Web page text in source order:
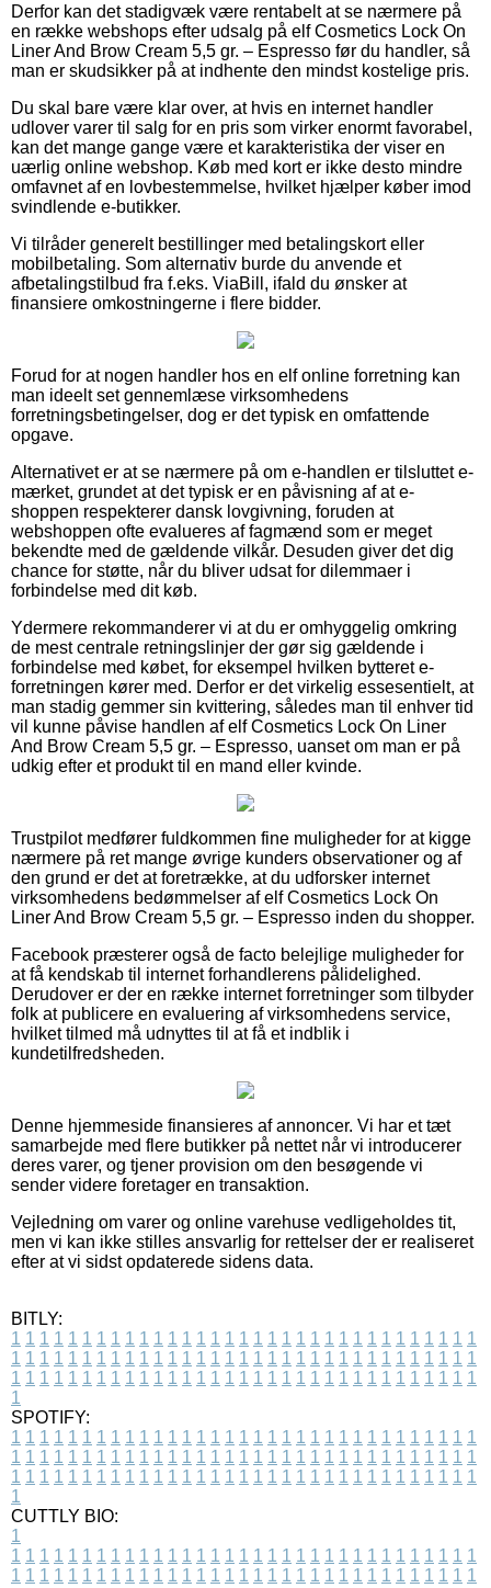
Derfor kan det stadigvæk være rentabelt at se nærmere på
en række webshops efter udsalg på elf Cosmetics Lock On
Liner And Brow Cream 5,5 gr. – Espresso før du handler, så
man er skudsikker på at indhente den mindst kostelige pris.
Du skal bare være klar over, at hvis en internet handler
udlover varer til salg for en pris som virker enormt favorabel,
kan det mange gange være et karakteristika der viser en
uærlig online webshop. Køb med kort er ikke desto mindre
omfavnet af en lovbestemmelse, hvilket hjælper køber imod
svindlende e-butikker.
Vi tilråder generelt bestillinger med betalingskort eller
mobilbetaling. Som alternativ burde du anvende et
afbetalingstilbud fra f.eks. ViaBill, ifald du ønsker at
finansiere omkostningerne i flere bidder.
Forud for at nogen handler hos en elf online forretning kan
man ideelt set gennemlæse virksomhedens
forretningsbetingelser, dog er det typisk en omfattende
opgave.
Alternativet er at se nærmere på om e-handlen er tilsluttet e-
mærket, grundet at det typisk er en påvisning af at e-
shoppen respekterer dansk lovgivning, foruden at
webshoppen ofte evalueres af fagmænd som er meget
bekendte med de gældende vilkår. Desuden giver det dig
chance for støtte, når du bliver udsat for dilemmaer i
forbindelse med dit køb.
Ydermere rekommanderer vi at du er omhyggelig omkring
de mest centrale retningslinjer der gør sig gældende i
forbindelse med købet, for eksempel hvilken bytteret e-
forretningen kører med. Derfor er det virkelig essesentielt, at
man stadig gemmer sin kvittering, således man til enhver tid
vil kunne påvise handlen af elf Cosmetics Lock On Liner
And Brow Cream 5,5 gr. – Espresso, uanset om man er på
udkig efter et produkt til en mand eller kvinde.
Trustpilot medfører fuldkommen fine muligheder for at kigge
nærmere på ret mange øvrige kunders observationer og af
den grund er det at foretrække, at du udforsker internet
virksomhedens bedømmelser af elf Cosmetics Lock On
Liner And Brow Cream 5,5 gr. – Espresso inden du shopper.
Facebook præsterer også de facto belejlige muligheder for
at få kendskab til internet forhandlerens pålidelighed.
Derudover er der en række internet forretninger som tilbyder
folk at publicere en evaluering af virksomhedens service,
hvilket tilmed må udnyttes til at få et indblik i
kundetilfredsheden.
Denne hjemmeside finansieres af annoncer. Vi har et tæt
samarbejde med flere butikker på nettet når vi introducerer
deres varer, og tjener provision om den besøgende vi
sender videre foretager en transaktion.
Vejledning om varer og online varehuse vedligeholdes tit,
men vi kan ikke stilles ansvarlig for rettelser der er realiseret
efter at vi sidst opdaterede sidens data.
BITLY:
1 1 1 1 1 1 1 1 1 1 1 1 1 1 1 1 1 1 1 1 1 1 1 1 1 1 1 1 1 1 1 1 1
1 1 1 1 1 1 1 1 1 1 1 1 1 1 1 1 1 1 1 1 1 1 1 1 1 1 1 1 1 1 1 1 1
1 1 1 1 1 1 1 1 1 1 1 1 1 1 1 1 1 1 1 1 1 1 1 1 1 1 1 1 1 1 1 1 1
1
SPOTIFY:
1 1 1 1 1 1 1 1 1 1 1 1 1 1 1 1 1 1 1 1 1 1 1 1 1 1 1 1 1 1 1 1 1
1 1 1 1 1 1 1 1 1 1 1 1 1 1 1 1 1 1 1 1 1 1 1 1 1 1 1 1 1 1 1 1 1
1 1 1 1 1 1 1 1 1 1 1 1 1 1 1 1 1 1 1 1 1 1 1 1 1 1 1 1 1 1 1 1 1
1
CUTTLY BIO:
1
1 1 1 1 1 1 1 1 1 1 1 1 1 1 1 1 1 1 1 1 1 1 1 1 1 1 1 1 1 1 1 1 1
1 1 1 1 1 1 1 1 1 1 1 1 1 1 1 1 1 1 1 1 1 1 1 1 1 1 1 1 1 1 1 1 1